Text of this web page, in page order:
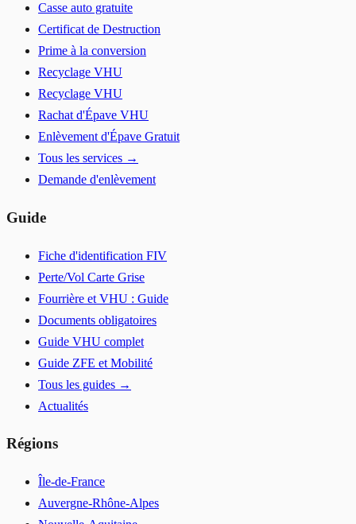
Casse auto gratuite
Certificat de Destruction
Prime à la conversion
Recyclage VHU
Recyclage VHU
Rachat d'Épave VHU
Enlèvement d'Épave Gratuit
Tous les services →
Demande d'enlèvement
Guide
Fiche d'identification FIV
Perte/Vol Carte Grise
Fourrière et VHU : Guide
Documents obligatoires
Guide VHU complet
Guide ZFE et Mobilité
Tous les guides →
Actualités
Régions
Île-de-France
Auvergne-Rhône-Alpes